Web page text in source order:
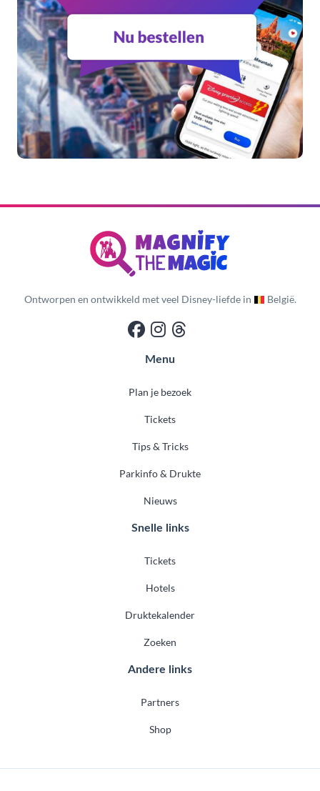
Ontworpen en ontwikkeld met veel Disney-liefde in België.
Menu
Plan je bezoek
Tickets
Tips & Tricks
Parkinfo & Drukte
Nieuws
Snelle links
Tickets
Hotels
Druktekalender
Zoeken
Andere links
Partners
Shop